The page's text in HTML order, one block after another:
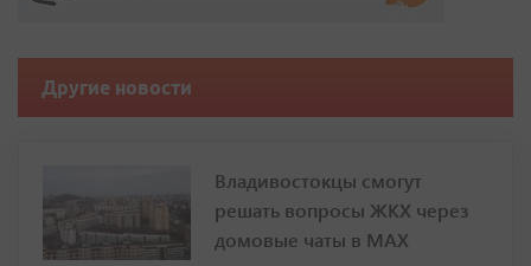
Другие новости
Владивостокцы смогут
решать вопросы ЖКХ через
домовые чаты в МАХ